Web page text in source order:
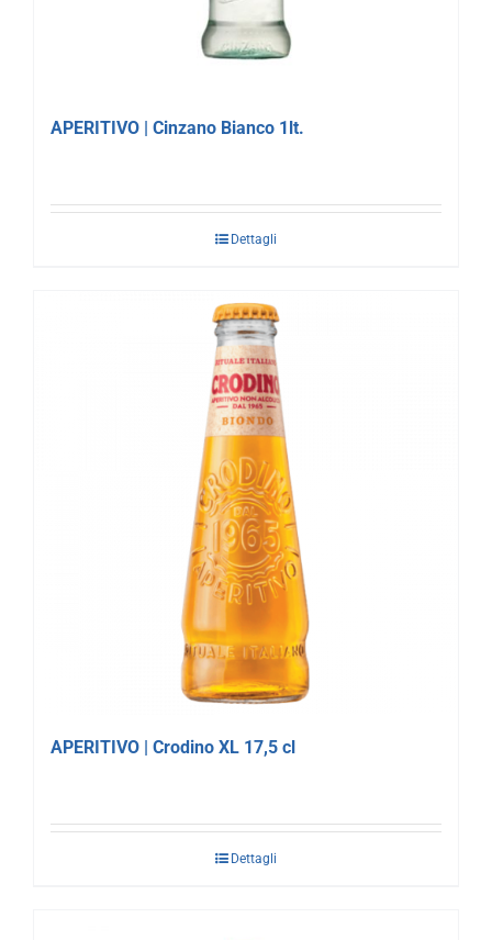
APERITIVO | Cinzano Bianco 1lt.
Dettagli
APERITIVO | Crodino XL 17,5 cl
Dettagli